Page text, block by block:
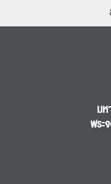
มห
พระ